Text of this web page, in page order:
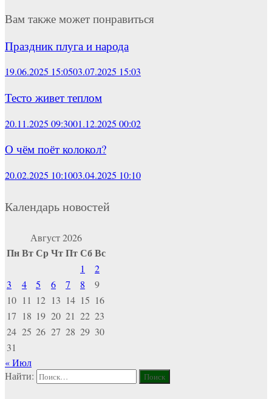
Вам также может понравиться
Праздник плуга и народа
19.06.2025 15:0503.07.2025 15:03
Тесто живет теплом
20.11.2025 09:3001.12.2025 00:02
О чём поёт колокол?
20.02.2025 10:1003.04.2025 10:10
Календарь новостей
Август 2026
ПнВтСрЧтПтСбВс
1
2
3
4 5 6 7 8
9
10 11 12 13 14 15 16
17 18 19 20 21 22 23
24 25 26 27 28 29 30
31
« Июл
Найти: